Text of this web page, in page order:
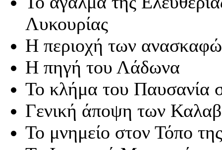
Λυκουρίας
Η περιοχή των
Η πηγή του Λάδωνα
Το κλήμα του Παυσανία
Γενική άποψη των
Το μνημείο στον Τόπο